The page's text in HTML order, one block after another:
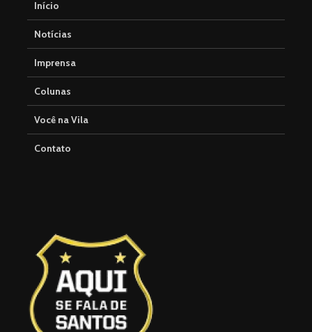
Início
Notícias
Imprensa
Colunas
Você na Vila
Contato